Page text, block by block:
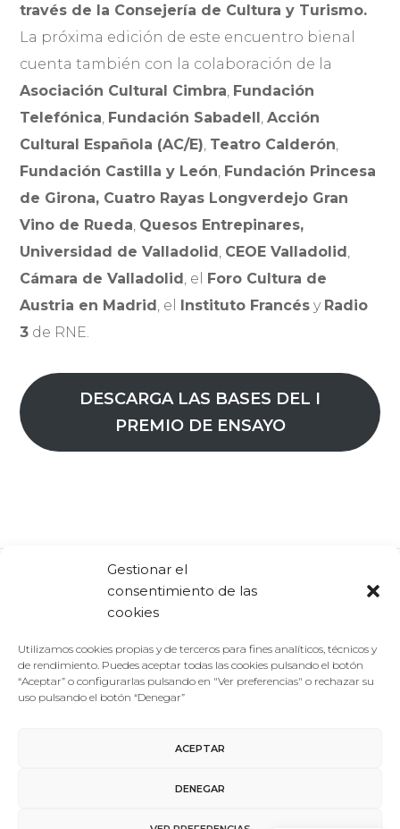
Gestionar el
consentimiento de las
cookies
Utilizamos cookies propias y de terceros para fines analíticos, técnicos y
de rendimiento. Puedes aceptar todas las cookies pulsando el botón
“Aceptar” o configurarlas pulsando en "Ver preferencias" o rechazar su
uso pulsando el botón “Denegar”
ACEPTAR
DENEGAR
través de la Consejería de Cultura y Turismo.
La próxima edición de este encuentro bienal
cuenta también con la colaboración de la
Asociación Cultural Cimbra, Fundación
Telefónica, Fundación Sabadell,Acción
Cultural Española (AC/E), Teatro Calderón,
Fundación Castilla y León, Fundación Princesa
de Girona, Cuatro Rayas Longverdejo Gran
Vino de Rueda, Quesos Entrepinares,
Universidad de Valladolid, CEOE Valladolid,
Cámara de Valladolid, el Foro Cultura de
Austria en Madrid, el Instituto Francés y Radio
3 de RNE.
DESCARGA LAS BASES DEL I
PREMIO DE ENSAYO
Comparte: Facebook Twitter